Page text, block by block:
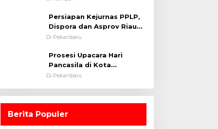
Persiapan Kejurnas PPLP,
Dispora dan Asprov Riau
Tinjau Kelayakan Rumput
Di Pekanbaru
Prosesi Upacara Hari
Pancasila di Kota
Pekanbaru Tetap Khidmat
Di Pekanbaru
Berita Populer